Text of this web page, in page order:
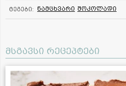
ტეგები: ნამცხვარი შოკოლადი
მსგავსი რეცეპტები